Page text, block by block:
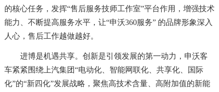
的核心任务，发挥“售后服务技师工作室”平台作用，增强技术
能力、不断提高服务水平，让“申沃360服务” 的品牌形象深入
人心，售后工作越做越好。
进博是机遇共享。创新是引领发展的第一动力，申沃客
车紧紧围绕上汽集团“电动化、智能网联化、共享化、国际
化”的“新四化”发展战略，聚焦高技术含量、高附加值的新能